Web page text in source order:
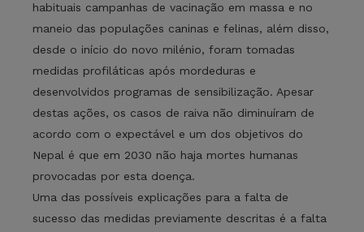
habituais campanhas de vacinação em massa e no
maneio das populações caninas e felinas, além disso,
desde o início do novo milénio, foram tomadas
medidas profiláticas após mordeduras e
desenvolvidos programas de sensibilização. Apesar
destas ações, os casos de raiva não diminuíram de
acordo com o expectável e um dos objetivos do
Nepal é que em 2030 não haja mortes humanas
provocadas por esta doença.
Uma das possíveis explicações para a falta de
sucesso das medidas previamente descritas é a falta